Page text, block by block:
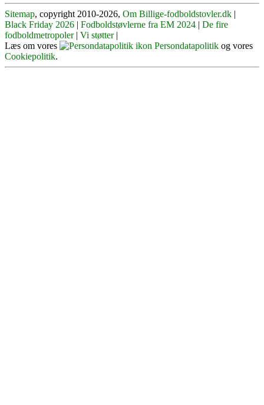
Sitemap, copyright 2010-2026, Om Billige-fodboldstovler.dk |
Black Friday 2026 | Fodboldstøvlerne fra EM 2024 | De fire
fodboldmetropoler| Vi støtter|
Læs om vores
Persondatapolitik og vores
Cookiepolitik.